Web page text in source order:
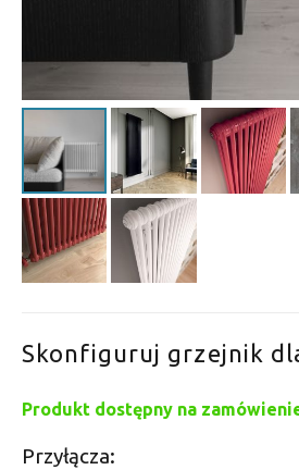
Skonfiguruj grzejnik
Produkt dostępny na
Przyłącza: